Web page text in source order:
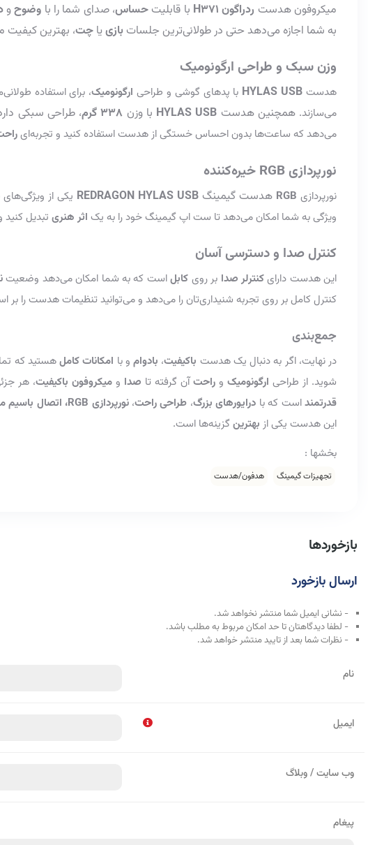
میکروفون هدست ردراگون H371 با قابلیت حساس، صدای شما را با وضوحو
به شما اجازه می‌دهد حتی در طولانی‌ترین جلسات بازییا چت، بهترین کیفیت
وزن سبک و طراحی ارگونومیک
هدست HYLAS USB با پدهای گوشی و طراحی ارگونومیک، برای استفاده
می‌سازند.همچنین هدست با وزن 338 گرم، طراحی سبکی
می‌دهد که ساعت‌ها بدون احساس خستگی از هدست استفاده کنید و تجربه‌ای
نورپردازی RGB خیره‌کننده
نورپردازی RGB هدست گیمینگ یکی از
ویژگی به شما امکان می‌دهد تا ست اپ گیمینگ خود را به یک اثر هنری تبدیل
کنترل صدا و دسترسی آسان
این هدست دارایکنترلر صدا بر روی کابلاست که به شما امکان می‌دهد وضعیت
کنترل کامل بر روی تجربه شنیداری‌تان را می‌دهد و می‌توانید تنظیمات هدست را بر
جمع‌بندی
در نهایت، اگر به دنبال یک هدست باکیفیت، بادوام و با امکانات کاملهستید که
شوید. از طراحی ارگونومیک و راحتآن گرفته تا صدا و میکروفون باکیفیت، هر
قدرتمنداست که با درایورهای بزرگ، طراحی راحت، نورپردازی RGB، اتصال باسیم مطمئن
این هدست یکی از بهترینگزینه‌ها است.
بخشها :
تجهیزات گیمینگ هدفون/هدست
بازخوردها
ارسال بازخورد
- نشانی ایمیل شما منتشر نخواهد شد.
- لطفا دیدگاهتان تا حد امکان مربوط به مطلب باشد.
- نظرات شما بعد از تایید منتشر خواهد شد.
نام
ایمیل
وب سایت / وبلاگ
پیغام